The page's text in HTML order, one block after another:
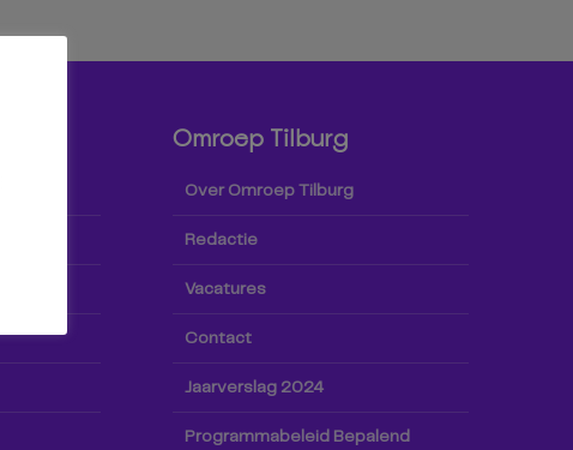
Omroep Tilburg
Over Omroep Tilburg
Redactie
Vacatures
Contact
Jaarverslag 2024
Programmabeleid Bepalend